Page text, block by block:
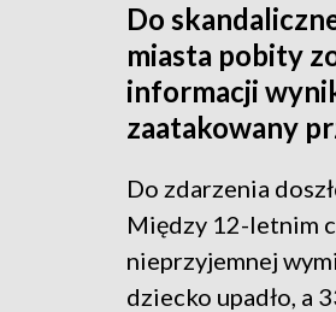
Do
miasta pobity
informacji
zaatakowany
Do zdarzenia
Między 12-letnim
nieprzyjemnej
dziecko upadło, a